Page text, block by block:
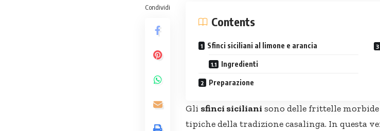
Condividi
Contents
Sfinci siciliani al limone e arancia
Ingredienti
Preparazione
Gli sfinci siciliani sono delle frittelle
tipiche della tradizione casalinga. In questa